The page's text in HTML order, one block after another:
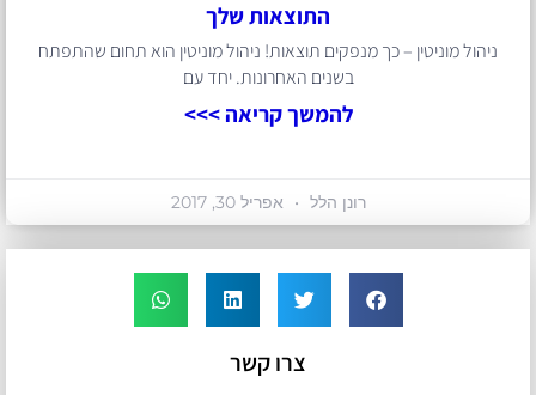
התוצאות שלך
ניהול מוניטין – כך מנפקים תוצאות! ניהול מוניטין הוא תחום שהתפתח
בשנים האחרונות. יחד עם
להמשך קריאה >>>
רונן הלל אפריל 30, 2017
צרו קשר